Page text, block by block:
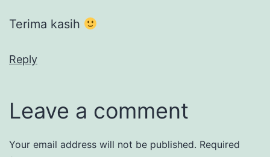
Terima kasih
Reply
Leave a comment
Your email address will not be published. Required